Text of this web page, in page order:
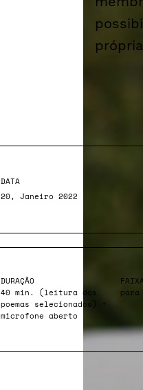
DATA
20, Janeiro 2022
DURAÇÃO
40 min. (leitura dos
poemas selecionados) +
microfone aberto